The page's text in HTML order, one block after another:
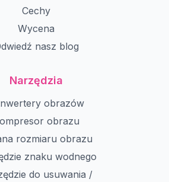
Cechy
Wycena
nasz blog
Narzędzia
obrazów
obrazu
rozmiaru obrazu
znaku wodnego
do usuwania /